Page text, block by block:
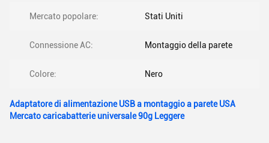
Mercato popolare: Stati Uniti
Connessione AC: Montaggio della parete
Colore: Nero
Adaptatore di alimentazione USB a montaggio a parete USA
Mercato caricabatterie universale 90g Leggere